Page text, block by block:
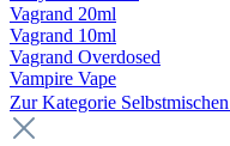
Vagrand 20ml
Vagrand 10ml
Vagrand Overdosed
Vampire Vape
Zur Kategorie Selbstmischen